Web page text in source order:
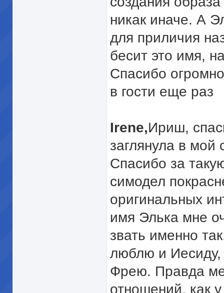
никак иначе. А
для приличия
бесит это имя,
Спасибо
в гости еще раз
Irene,Ириш,
заглянула в мой
Спасибо за
симодел
оригинальных
имя Элька мне
звать именно
люблю и Иесиду,
Фрею. Правда
отношений, как